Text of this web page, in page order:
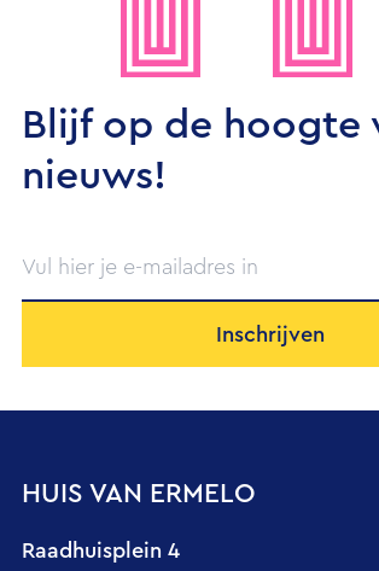
Blijf op de hoogte
nieuws!
Inschrijven
HUIS VAN ERMELO
Raadhuisplein 4